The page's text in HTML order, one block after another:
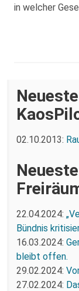
in welcher
02.10.2013:
22.04.2024:
Bündnis
16.03.2024:
bleibt offen.
29.02.2024:
27.02.2024: